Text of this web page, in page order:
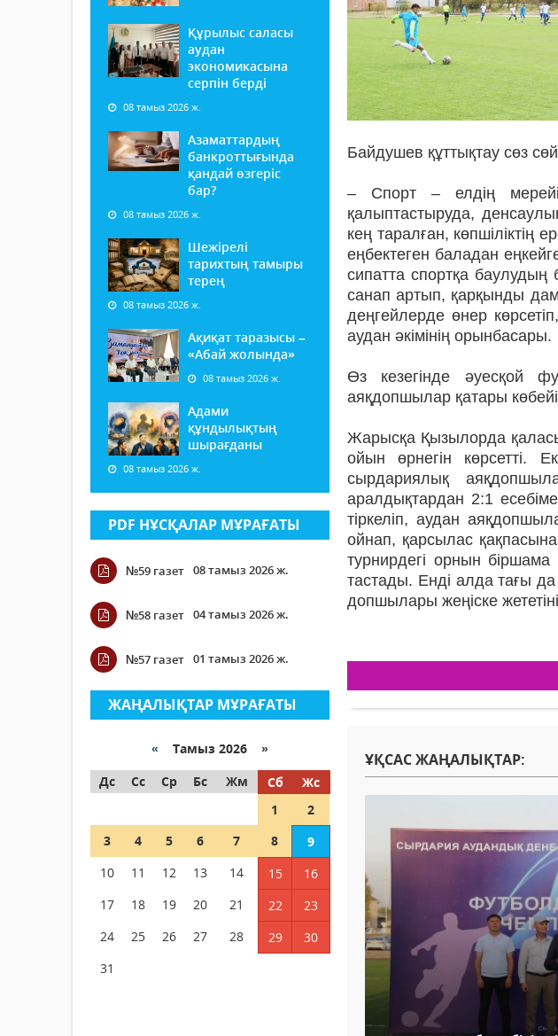
Құрылыс саласы
аудан
экономикасына
серпін берді
08 тамыз 2026 ж.
Азаматтардың
банкроттығында
қандай өзгеріс
бар?
08 тамыз 2026 ж.
Шежірелі
тарихтың тамыры
терең
08 тамыз 2026 ж.
Ақиқат таразысы –
«Абай жолында»
08 тамыз 2026 ж.
Адами
құндылықтың
шырағданы
08 тамыз 2026 ж.
PDF НҰСҚАЛАР МҰРАҒАТЫ
№59 газет 08 тамыз 2026 ж.
№58 газет 04 тамыз 2026 ж.
№57 газет 01 тамыз 2026 ж.
ЖАҢАЛЫҚТАР МҰРАҒАТЫ
« Тамыз 2026 »
Дс
Сс Ср Бс Жм Сб
Жс
1
2
3
4 5 6 7 8
9
10
11 12 13 14 15
16
17
18 19 20 21 22
23
24
25 26 27 28 29
30
31
Байдушев құттықтау сөз
– Спорт – елдің
қалыптастыруда,
кең таралған,
еңбектеген баладан
сипатта спортқа
санап артып, қарқынды
деңгейлерде өнер
аудан әкімінің орынбасары.
Өз кезегінде әуесқой
аяқдопшылар қатары
Жарысқа Қызылорда
ойын өрнегін көрсетті.
сырдариялық
аралдықтардан 2:1
тіркеліп, аудан
ойнап, қарсылас
турнирдегі орнын
тастады. Енді алда тағы
допшылары жеңіске
ҰҚСАС ЖАҢАЛЫҚТАР: